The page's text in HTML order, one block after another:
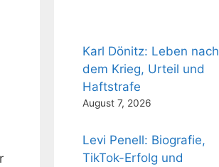
Karl Dönitz: Leben nach
dem Krieg, Urteil und
Haftstrafe
August 7, 2026
Levi Penell: Biografie,
TikTok-Erfolg und